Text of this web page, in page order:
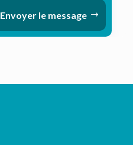
Envoyer le message